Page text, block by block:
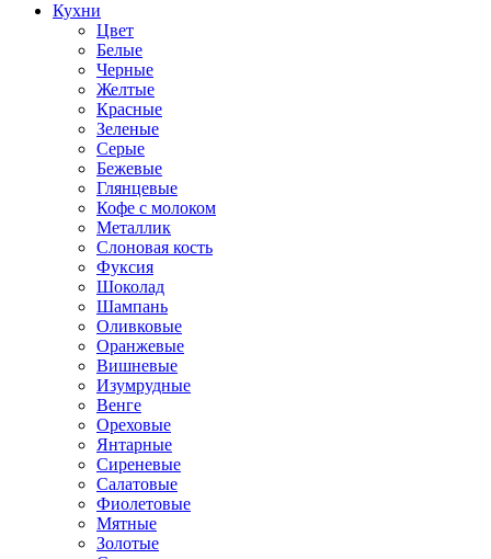
Кухни
Цвет
Белые
Черные
Желтые
Красные
Зеленые
Серые
Бежевые
Глянцевые
Кофе с молоком
Металлик
Слоновая кость
Фуксия
Шоколад
Шампань
Оливковые
Оранжевые
Вишневые
Изумрудные
Венге
Ореховые
Янтарные
Сиреневые
Салатовые
Фиолетовые
Мятные
Золотые